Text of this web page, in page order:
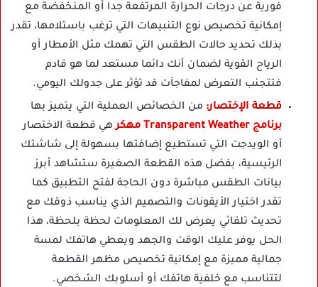
فورية عن درجات الحرارة المرتفعة جدا أو المنخفضة مع
إمكانية تخصيص نوع التنبيهات التي ترغب باستلامها، تقدر
بذلك تحديد حالات الطقس التي تهمك مثل الأمطار أو
الرياح القوية لضمان أنك دائما مستعد لما هو قادم
فتتجنب التعرض لمفاجآت قد تؤثر على جدولك اليومي.
قطعة الإختصار: من الخصائص العملية التي يتميز بها
برنامج Transparent Weather مهكر
هي قطعة الاختصار
أو الويدجت التي تستطيع إضافتها بسهولة إلى شاشتك
الرئيسية، بفضل هذه القطعة الصغيرة ستشاهد أبرز
بيانات الطقس مباشرة دون الحاجة لفتح التطبيق كما
تقدر اختيار الأيقونات والتصميم الذي يناسب ذوقك مع
تحديث تلقائي يعرض لك المعلومات لحظة بلحظة، هذا
الحل يوفر عليك الوقت والجهد ويعطي هاتفك لمسة
جمالية مميزة مع إمكانية تخصيص مظهر القطعة
لتتناسب مع خلفية هاتفك أو أسلوبك الشخصي.